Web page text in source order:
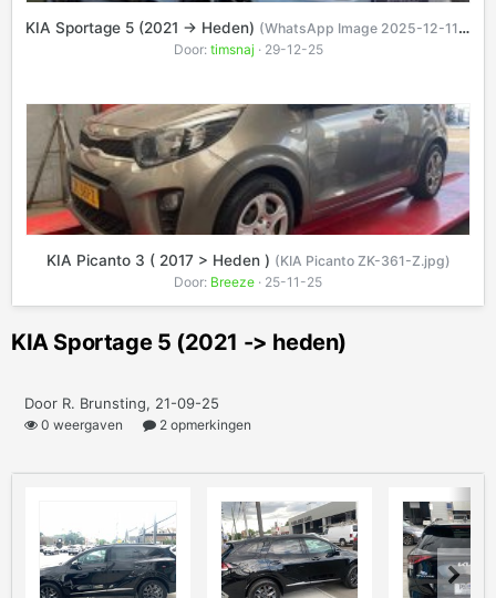
KIA Sportage 5 (2021 -> Heden) (WhatsApp Image 2025-12-11 at 19.20.29.jpeg)
Door: timsnaj · 29-12-25
KIA Picanto 3 ( 2017 > Heden ) (KIA Picanto ZK-361-Z.jpg)
Door: Breeze · 25-11-25
KIA Sportage 5 (2021 -> heden)
Door R. Brunsting, 21-09-25
0 weergaven 2 opmerkingen